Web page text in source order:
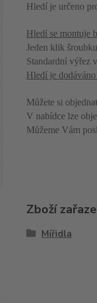
Hledí je určeno
Hledí se montuje
Jeden klik
Standardní výřez
Hledí je
Můžete si
V nabídce lze
Můžeme Vám
Zboží
Mířidla